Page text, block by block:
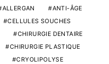
ALLERGAN
ANTI-ÂGE
CELLULES SOUCHES
CHIRURGIE DENTAIRE
CHIRURGIE PLASTIQUE
CRYOLIPOLYSE